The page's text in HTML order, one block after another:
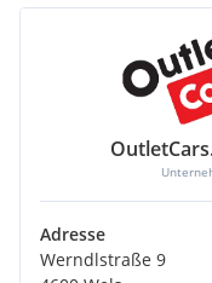
Adresse
Werndlstraße 9